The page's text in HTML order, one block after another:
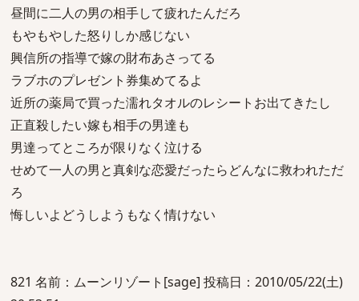
昼間に二人の男の相手して疲れたんだろ
もやもやした怒りしか感じない
興信所の指導で嫁の財布あさってる
ラブホのプレゼント券集めてるよ
近所の薬局で買った濡れタオルのレシートお出てきたし
正直殺したい嫁も相手の男達も
男達ってところが限りなく泣ける
せめて一人の男と真剣な恋愛だったらどんなに救われただ
ろ
悔しいよどうしようもなく情けない
821 名前：ムーンリゾート[sage] 投稿日：2010/05/22(土)